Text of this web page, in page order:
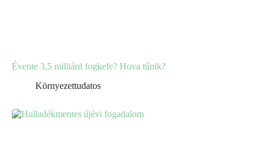
Évente 3,5 milliárd fogkefe? Hova tűnik?
Környezettudatos